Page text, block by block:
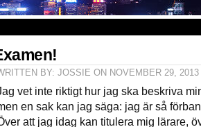
BY: JOSSIE ON NOVEMBER 29, 2013
vet inte riktigt hur jag ska beskriva
en sak kan jag säga: jag är så
att jag idag kan titulera mig lärare,